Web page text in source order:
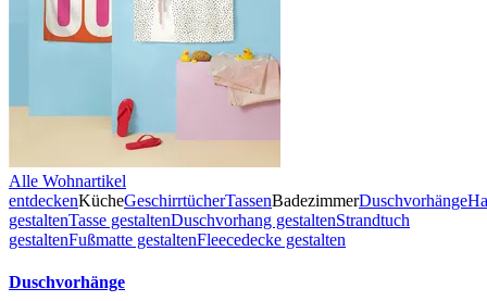
Alle Wohnartikel
entdeckenKücheGeschirrtücherTassenBadezimmerDuschvorhänge
gestaltenTasse gestaltenDuschvorhang gestaltenStrandtuch
gestaltenFußmatte gestaltenFleecedecke gestalten
Duschvorhänge